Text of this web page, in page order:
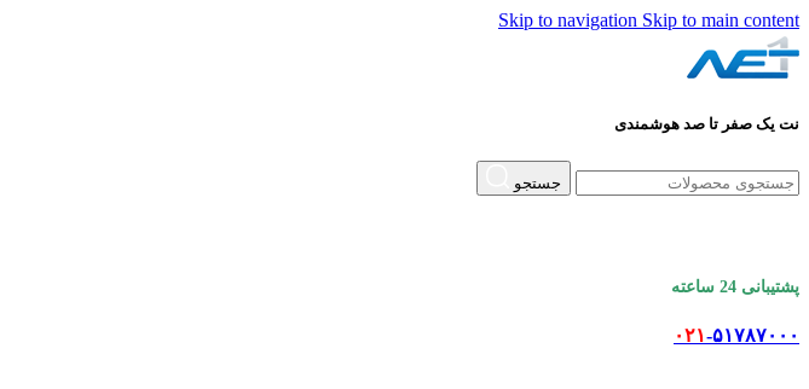
Skip to navigation Skip to main content
نت یک صفر تا صد هوشمندی
جستجو
پشتیبانی 24 ساعته
۰۲۱-۵۱۷۸۷۰۰۰